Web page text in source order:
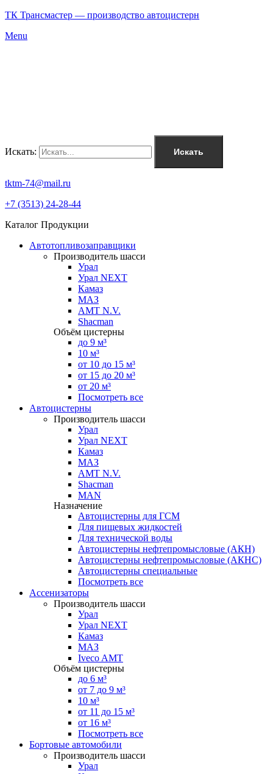
ТК Трансмастер — производство автоцистерн
Menu
Искать: Искать
tktm-74@mail.ru
+7 (3513) 24-28-44
Каталог Продукции
Автотопливозаправщики
Производитель шасси
Урал
Урал NEXT
Камаз
МАЗ
AMT N.V.
Shacman
Объём цистерны
до 9 м³
10 м³
от 10 до 15 м³
от 15 до 20 м³
от 20 м³
Посмотреть все
Автоцистерны
Производитель шасси
Урал
Урал NEXT
Камаз
МАЗ
AMT N.V.
Shacman
MAN
Назначение
Автоцистерны для ГСМ
Для пищевых жидкостей
Для технической воды
Автоцистерны нефтепромысловые (АКН)
Автоцистерны нефтепромысловые (АКНС)
Автоцистерны специальные
Посмотреть все
Ассенизаторы
Производитель шасси
Урал
Урал NEXT
Камаз
МАЗ
Iveco AMT
Объём цистерны
до 6 м³
от 7 до 9 м³
10 м³
от 11 до 15 м³
от 16 м³
Посмотреть все
Бортовые автомобили
Производитель шасси
Урал